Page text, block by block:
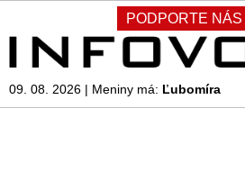
PODPORTE NÁS
09. 08. 2026 | Meniny má: Ľubomíra